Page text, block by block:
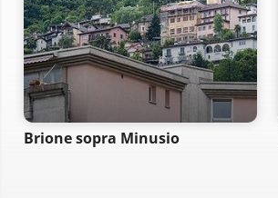
Brione sopra Minusio